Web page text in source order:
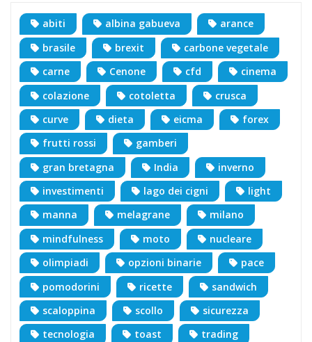
abiti albina gabueva
arance
brasile
brexit
carbone vegetale
carne
Cenone cfd
cinema
colazione
cotoletta
crusca
curve
dieta eicma
forex
frutti rossi
gamberi
gran bretagna
India
inverno
investimenti
lago dei cigni
light
manna
melagrane
milano
mindfulness
moto
nucleare
olimpiadi
opzioni binarie
pace
pomodorini
ricette
sandwich
scaloppina
scollo
sicurezza
tecnologia
toast
trading